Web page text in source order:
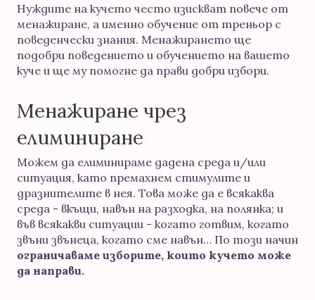
Нуждите на кучето често изискват повече от
менажиране, а именно обучение от треньор с
поведенчески знания. Менажирането ще
подобри поведението и обучението на вашето
куче и ще му помогне да прави добри избори.
Менажиране чрез
елиминиране
Можем да елиминираме дадена среда и/или
ситуация, като премахнем стимулите и
дразнителите в нея. Това може да е всякаква
среда - вкъщи, навън на разходка, на полянка; и
във всякакви ситуации - когато готвим, когато
звъни звънеца, когато сме навън… По този начин
ограничаваме изборите, които кучето може
да направи.